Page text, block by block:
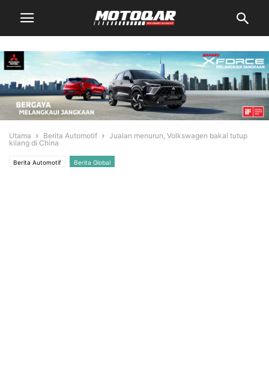
Utama Berita Automotif
Jualan menurun, Volkswagen bakal tutup
kilang di China
Berita Automotif Berita Global